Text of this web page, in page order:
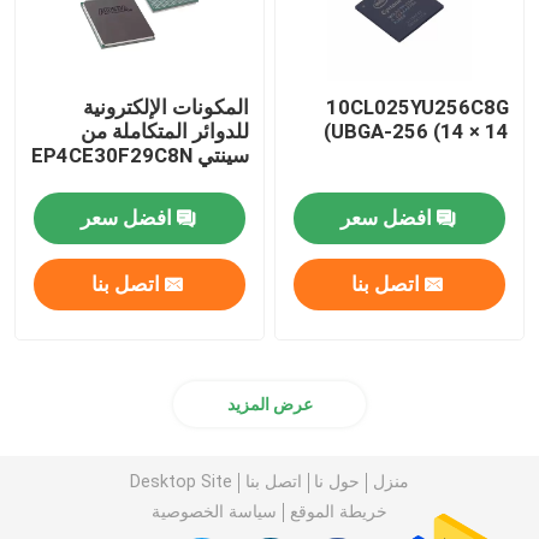
مكثفات المكونات الإلكترونية
اللوحة الأم للخادم
محرك الأقراص الصلبة SSD
شاشة اي فون LCD
10CL025YU256C8G
UBGA-256 (14 × 14)
افضل سعر
اتصل بنا
المكونات الإلكترونية
للدوائر المتكاملة من
سينتي EP4CE30F29C8N
افضل سعر
اتصل بنا
عرض المزيد
منزل حول نا اتصل بنا
Desktop Site
خريطة الموقع
سياسة الخصوصية